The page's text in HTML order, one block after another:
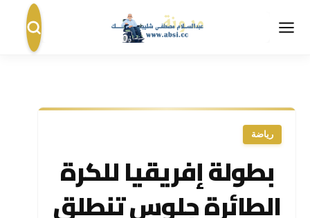
رياضة
بطولة إفريقيا للكرة
الطائرة جلوس تنطلق